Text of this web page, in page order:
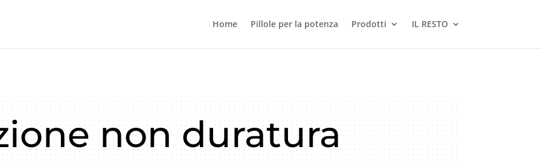
Home Pillole per la potenza Prodotti IL RESTO
non duratura